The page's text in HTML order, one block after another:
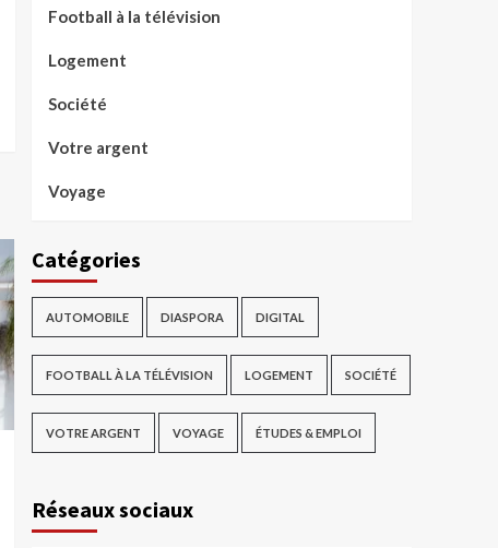
Football à la télévision
Logement
Société
Votre argent
Voyage
Catégories
AUTOMOBILE DIASPORA DIGITAL
FOOTBALL À LA TÉLÉVISION LOGEMENT SOCIÉTÉ
VOTRE ARGENT VOYAGE ÉTUDES & EMPLOI
Réseaux sociaux